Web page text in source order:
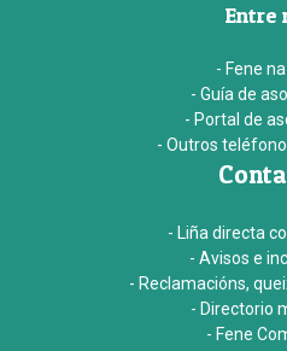
Entre
- Fene
- Guía de
- Portal de
- Outros
- Liña directa
- Avisos e
- Reclamacións,
- Directorio
- Fene